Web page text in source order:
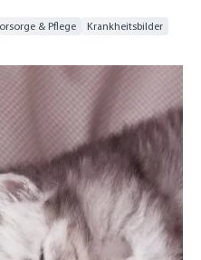
& Pflege Krankheitsbilder